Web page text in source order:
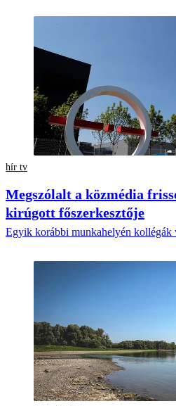
hír tv
Megszólalt a közmédia
kirúgott főszerkesztője
Egyik korábbi munkahelyén kollégák